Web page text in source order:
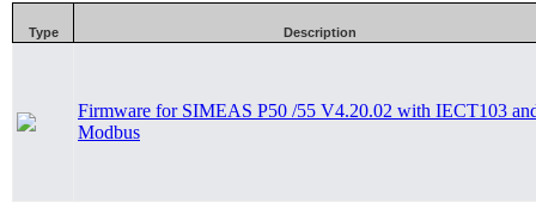
Type Description
Firmware for SIMEAS P50 /55 V4.20.02 with IECT103
Modbus